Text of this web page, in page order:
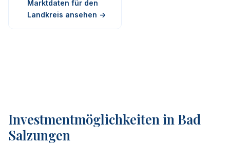
Marktdaten für den
Landkreis ansehen ->
Investmentmöglichkeiten in Bad
Salzungen